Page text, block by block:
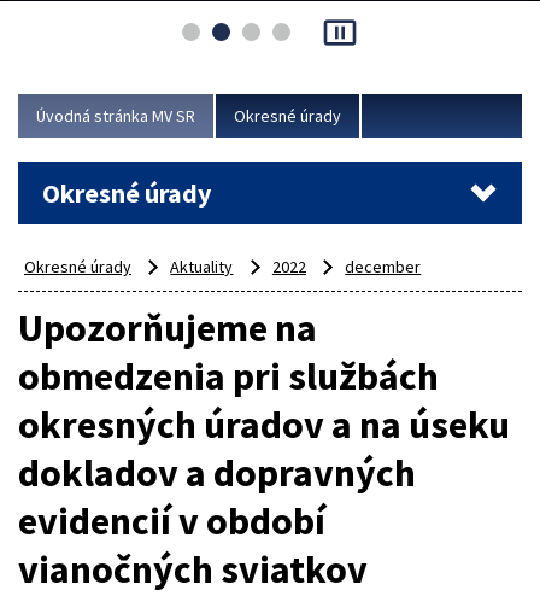
asociácie poisťovní (SLASPO) a Ministerstva vnútra SR.
Viac
pause_presentation
Úvodná stránka MV SR Okresné úrady
Okresné úrady
Okresné úrady Aktuality 2022 december
Upozorňujeme na
obmedzenia pri službách
okresných úradov a na úseku
dokladov a dopravných
evidencií v období
vianočných sviatkov